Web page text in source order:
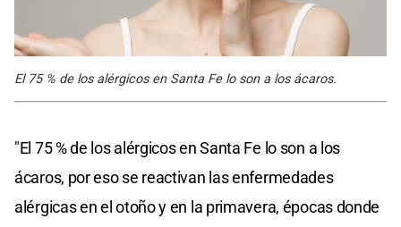
El 75 % de los alérgicos en Santa Fe lo son a los ácaros.
"El 75 % de los alérgicos en Santa Fe lo son a los
ácaros, por eso se reactivan las enfermedades
alérgicas en el otoño y en la primavera, épocas donde